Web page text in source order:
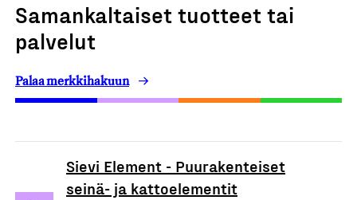
Samankaltaiset tuotteet tai
palvelut
Palaa merkkihakuun
Sievi Element - Puurakenteiset
seinä- ja kattoelementit